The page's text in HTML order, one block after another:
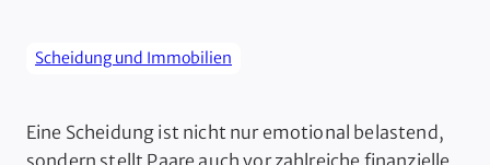
Scheidung und Immobilien
Eine Scheidung ist nicht nur emotional belastend,
sondern stellt Paare auch vor zahlreiche finanzielle